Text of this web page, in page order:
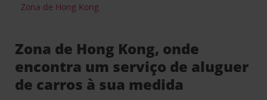
Zona de Hong Kong
Zona de Hong Kong, onde
encontra um serviço de aluguer
de carros à sua medida